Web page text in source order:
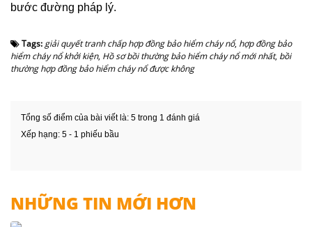
bước đường pháp lý.
Tags: giải quyết tranh chấp hợp đồng bảo hiểm cháy nổ, hợp đồng bảo
hiểm cháy nổ khởi kiện, Hồ sơ bồi thường bảo hiểm cháy nổ mới nhất, bồi
thường hợp đồng bảo hiểm cháy nổ được không
Tổng số điểm của bài viết là: 5 trong 1 đánh giá
Xếp hạng: 5 - 1 phiếu bầu
NHỮNG TIN MỚI HƠN